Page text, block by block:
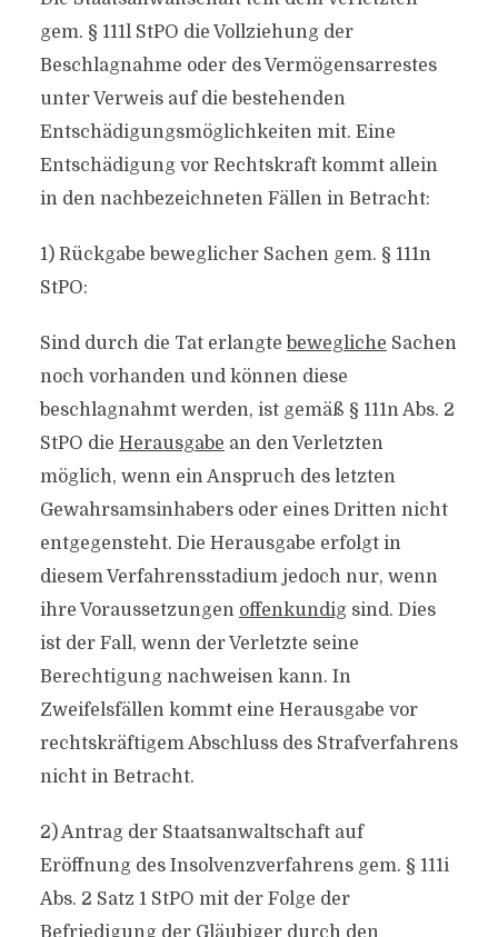
gem. § 111l StPO die Vollziehung der
Beschlagnahme oder des Vermögensarrestes
unter Verweis auf die bestehenden
Entschädigungsmöglichkeiten mit. Eine
Entschädigung vor Rechtskraft kommt allein
in den nachbezeichneten Fällen in Betracht:
1) Rückgabe beweglicher Sachen gem. § 111n
StPO:
Sind durch die Tat erlangte bewegliche Sachen
noch vorhanden und können diese
beschlagnahmt werden, ist gemäß § 111n Abs. 2
StPO die Herausgabe an den Verletzten
möglich, wenn ein Anspruch des letzten
Gewahrsamsinhabers oder eines Dritten nicht
entgegensteht. Die Herausgabe erfolgt in
diesem Verfahrensstadium jedoch nur, wenn
ihre Voraussetzungen offenkundigsind. Dies
ist der Fall, wenn der Verletzte seine
Berechtigung nachweisen kann. In
Zweifelsfällen kommt eine Herausgabe vor
rechtskräftigem Abschluss des Strafverfahrens
nicht in Betracht.
2) Antrag der Staatsanwaltschaft auf
Eröffnung des Insolvenzverfahrens gem. § 111i
Abs. 2 Satz 1 StPO mit der Folge der
Befriedigung der Gläubiger durch den